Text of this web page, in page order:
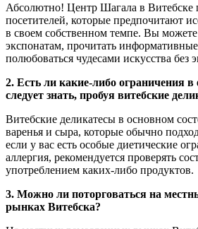
Абсолютно! Центр Шагала в Витебске
посетителей, которые предпочитают
в своем собственном темпе. Вы
экспонатам, прочитать
полюбоваться чудесами искусства без
2. Есть ли какие-либо ограничения
следует знать, пробуя витебские
Витебские деликатесы в основном
варенья и сыра, которые обычно
если у вас есть особые диетические
аллергия, рекомендуется проверять
употреблением каких-либо продуктов.
3. Можно ли поторговаться на
рынках Витебска?